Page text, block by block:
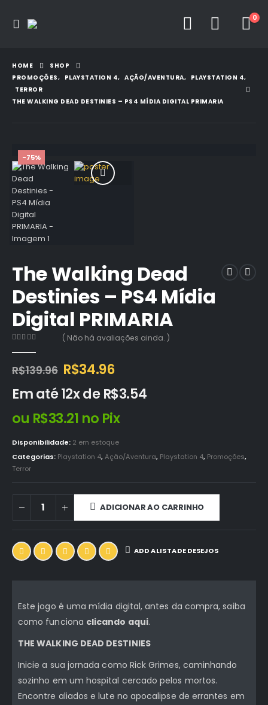
0
HOME
SHOP
PROMOÇÕES, PLAYSTATION 4, AÇÃO/AVENTURA, PLAYSTATION 4,
TERROR
THE WALKING DEAD DESTINIES – PS4 MÍDIA DIGITAL PRIMARIA
-75%
The Walking Dead
Destinies – PS4 Mídia
Digital PRIMARIA
( Não há avaliações ainda. )
R$139.96 O
original
era:
R$139.96.
R$34.96O
atual
R$34.96.
Em até 12x deR$3.54
ou R$33.21 no Pix
Disponibilidade: 2 em estoque
Categorias: Playstation 4,Ação/Aventura, Playstation 4, Promoções,
Terror
ADICIONAR AO CARRINHO
ADD A LISTA DE DESEJOS
Este jogo é uma mídia digital, antes da compra, saiba
como funciona clicando aqui.
THE WALKING DEAD DESTINIES
Inicie a sua jornada como Rick Grimes, caminhando
sozinho em um hospital cercado pelos mortos.
Encontre aliados e lute no apocalipse de errantes em